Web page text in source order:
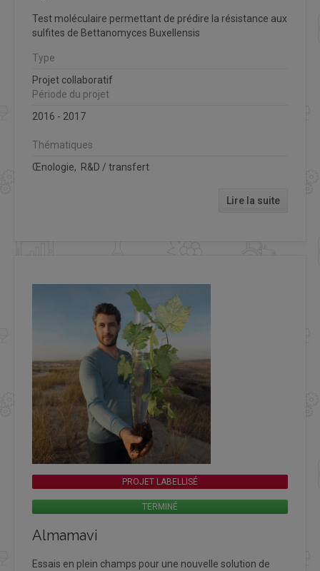
Test moléculaire permettant de prédire la résistance aux
sulfites de Bettanomyces Buxellensis
Type
Projet collaboratif
Période du projet
2016 - 2017
Thématiques
Œnologie, R&D / transfert
Lire la suite
PROJET LABELLISÉ
TERMINÉ
Almamavi
Essais en plein champs pour une nouvelle solution de